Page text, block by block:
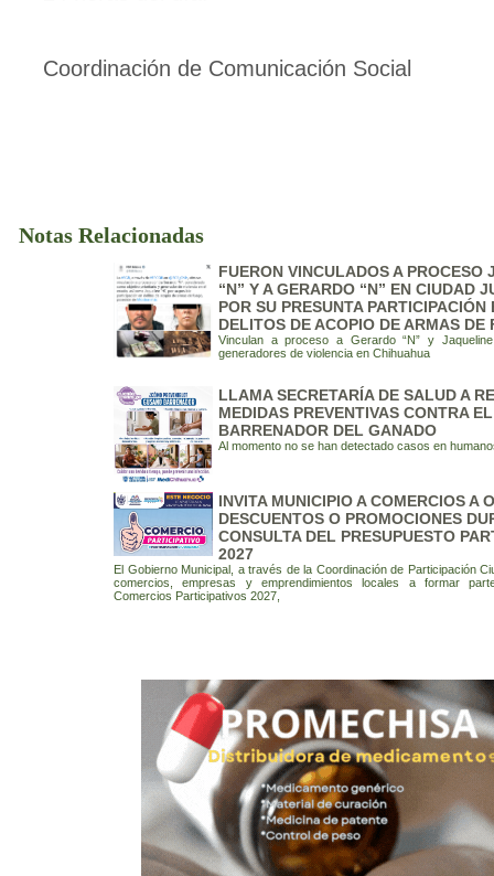
Coordinación de Comunicación Social
Notas Relacionadas
FUERON VINCULADOS A PROCESO
“N” Y A GERARDO “N” EN CIUDAD
POR SU PRESUNTA PARTICIPACIÓN
DELITOS DE ACOPIO DE ARMAS DE
Vinculan a proceso a Gerardo “N” y Jaqueline
generadores de violencia en Chihuahua
LLAMA SECRETARÍA DE SALUD A
MEDIDAS PREVENTIVAS CONTRA
BARRENADOR DEL GANADO
Al momento no se han detectado casos en
INVITA MUNICIPIO A COMERCIOS A
DESCUENTOS O PROMOCIONES
CONSULTA DEL PRESUPUESTO
2027
El Gobierno Municipal, a través de la Coordinación de Participación
comercios, empresas y emprendimientos locales a formar
Comercios Participativos 2027,